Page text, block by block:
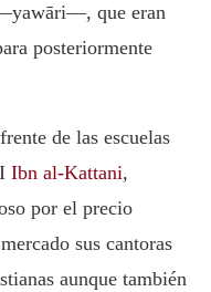
que eran
posteriormente
de las escuelas
Ibn al-Kattani,
por el precio
sus cantoras
aunque también